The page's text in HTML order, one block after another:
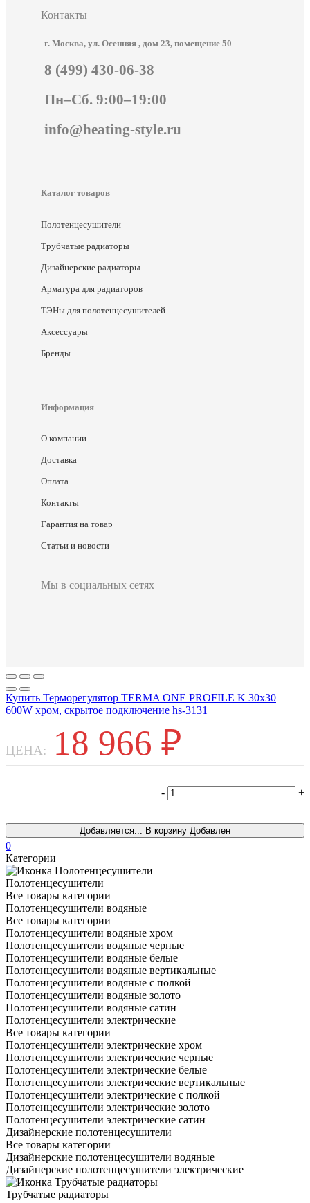
Контакты
г. Москва, ул. Осенняя , дом 23, помещение 50
8 (499) 430-06-38
Пн–Сб. 9:00–19:00
info@heating-style.ru
Каталог товаров
Полотенцесушители
Трубчатые радиаторы
Дизайнерские радиаторы
Арматура для радиаторов
ТЭНы для полотенцесушителей
Аксессуары
Бренды
Информация
О компании
Доставка
Оплата
Контакты
Гарантия на товар
Статьи и новости
Мы в социальных сетях
Купить Терморегулятор TERMA ONE PROFILE K 30x30
600W хром, скрытое подключение hs-3131
ЦЕНА: 18 966 ₽
- +
Добавляется... В корзину Добавлен
0
Категории
Полотенцесушители
Все товары категории
Полотенцесушители водяные
Все товары категории
Полотенцесушители водяные хром
Полотенцесушители водяные черные
Полотенцесушители водяные белые
Полотенцесушители водяные вертикальные
Полотенцесушители водяные с полкой
Полотенцесушители водяные золото
Полотенцесушители водяные сатин
Полотенцесушители электрические
Все товары категории
Полотенцесушители электрические хром
Полотенцесушители электрические черные
Полотенцесушители электрические белые
Полотенцесушители электрические вертикальные
Полотенцесушители электрические с полкой
Полотенцесушители электрические золото
Полотенцесушители электрические сатин
Дизайнерские полотенцесушители
Все товары категории
Дизайнерские полотенцесушители водяные
Дизайнерские полотенцесушители электрические
Трубчатые радиаторы